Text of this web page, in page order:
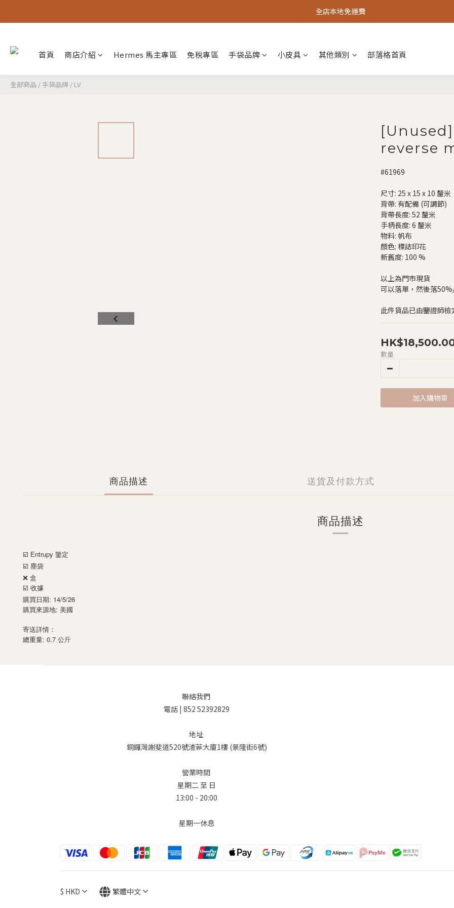
全店本地免運費
首頁 商店介紹 Hermes 馬主專區 免稅專區 手袋品牌 小皮具 其他類別 部落格首頁
全部商品 /手袋品牌 / LV
reverse
#61969
尺寸: 25 x 15 x 10 釐米
背帶: 有配備 (可調節)
背帶長度: 52 釐米
手柄長度: 6 釐米
物料: 帆布
顏色: 標誌印花
新舊度: 100 %
以上為門市現貨
可以落單，然後落
此件貨品已由鑒證師
數量
加入購物車
商品描述 送貨及付款方式
商品描述
☑️ Entrupy 鑒定
☑️ 塵袋
❌ 盒
☑️ 收據
購買日期: 14/5/26
購買來源地: 美國
寄送詳情：
總重量: 0.7 公斤
聯絡我們
電話 | 852 52392829
地址
銅鑼灣謝斐道520號渣菲大廈1樓 (景隆街6號)
營業時間
星期二 至 日
13:00 - 20:00
星期一休息
$ HKD 繁體中文